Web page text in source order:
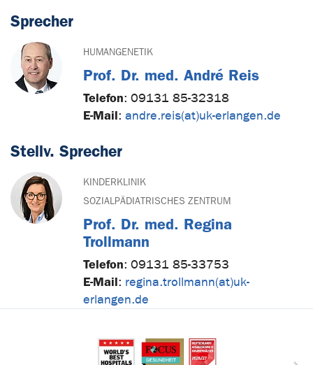
Sprecher
HUMANGENETIK
Prof. Dr. med. André Reis
Telefon: 09131 85-32318
E-Mail: andre.reis(at)uk-erlangen.de
Stellv. Sprecher
KINDERKLINIK
SOZIALPÄDIATRISCHES ZENTRUM
Prof. Dr. med. Regina
Trollmann
Telefon: 09131 85-33753
E-Mail: regina.trollmann(at)uk-
erlangen.de